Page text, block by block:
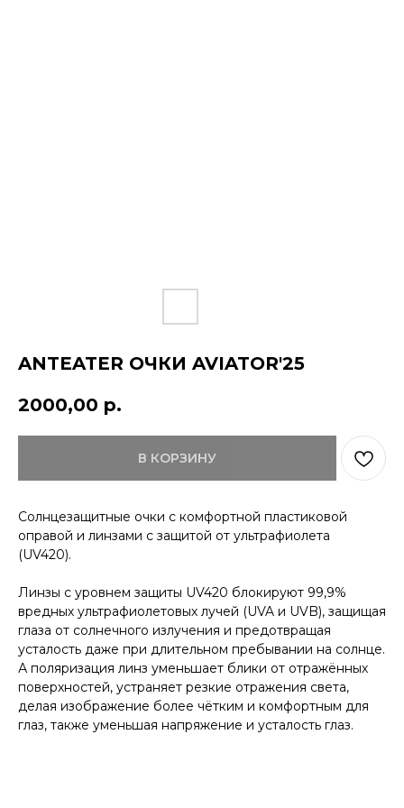
ANTEATER ОЧКИ AVIATOR'25
2000,00 р.
В КОРЗИНУ
Солнцезащитные очки с комфортной пластиковой
оправой и линзами с защитой от ультрафиолета
(UV420).
Линзы с уровнем защиты UV420 блокируют 99,9%
вредных ультрафиолетовых лучей (UVA и UVB), защищая
глаза от солнечного излучения и предотвращая
усталость даже при длительном пребывании на солнце.
А поляризация линз уменьшает блики от отражённых
поверхностей, устраняет резкие отражения света,
делая изображение более чётким и комфортным для
глаз, также уменьшая напряжение и усталость глаз.
ДОСТАВКА